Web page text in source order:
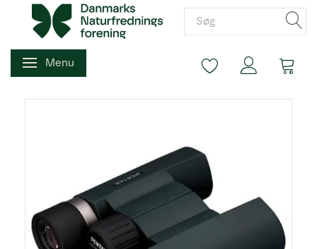
Skifte navigation
Menu